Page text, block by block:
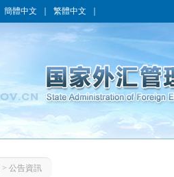
簡體中文 繁體中文
> 公告資訊